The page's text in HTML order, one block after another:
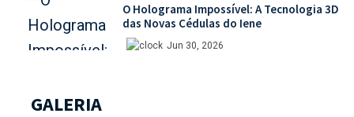
O Holograma Impossível: A Tecnologia 3D
das Novas Cédulas do Iene
Jun 30, 2026
GALERIA